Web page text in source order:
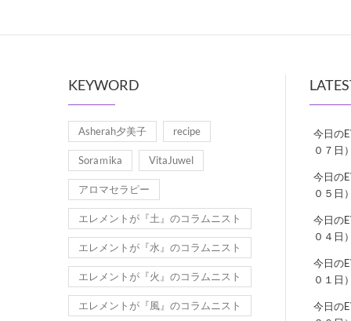
KEYWORD
Asherah夕美子 recipe
Soraｍika VitaJuwel
アロマセラピー
エレメントが『土』のコラムニスト
エレメントが『水』のコラムニスト
エレメントが『火』のコラムニスト
エレメントが『風』のコラムニスト
今日の
０７日
今日の
０５日
今日の
０４日
今日の
０１日
今日の